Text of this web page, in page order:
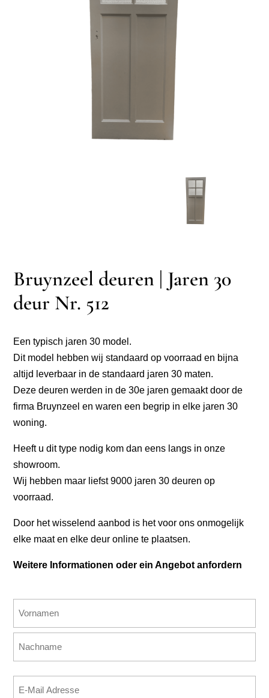
Bruynzeel deuren | Jaren 30
deur Nr. 512
Een typisch jaren 30 model.
Dit model hebben wij standaard op voorraad en bijna
altijd leverbaar in de standaard jaren 30 maten.
Deze deuren werden in de 30e jaren gemaakt door de
firma Bruynzeel en waren een begrip in elke jaren 30
woning.
Heeft u dit type nodig kom dan eens langs in onze
showroom.
Wij hebben maar liefst 9000 jaren 30 deuren op
voorraad.
Door het wisselend aanbod is het voor ons onmogelijk
elke maat en elke deur online te plaatsen.
Weitere Informationen oder ein Angebot anfordern